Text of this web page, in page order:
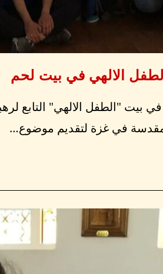
الالهي في بيت لحم
بيت "الطفل الالهي" التابع
في غزة لتقديم موضوع…